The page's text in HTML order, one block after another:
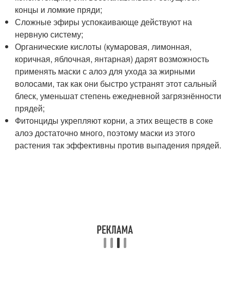
концы и ломкие пряди;
Сложные эфиры успокаивающе действуют на
нервную систему;
Органические кислоты (кумаровая, лимонная,
коричная, яблочная, янтарная) дарят возможность
применять маски с алоэ для ухода за жирными
волосами, так как они быстро устранят этот сальный
блеск, уменьшат степень ежедневной загрязнённости
прядей;
Фитонциды укрепляют корни, а этих веществ в соке
алоэ достаточно много, поэтому маски из этого
растения так эффективны против выпадения прядей.